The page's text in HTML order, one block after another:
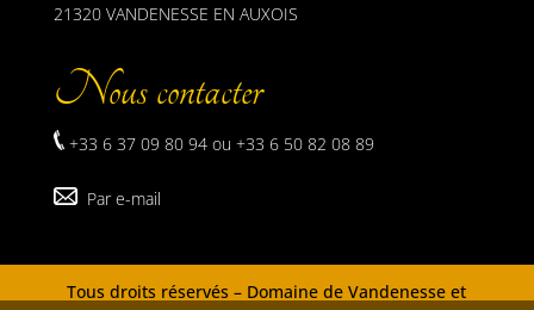
21320 VANDENESSE EN AUXOIS
Nous contacter
+33 6 37 09 80 94 ou +33 6 50 82 08 89
Par e-mail
Tous droits réservés – Domaine de Vandenesse et